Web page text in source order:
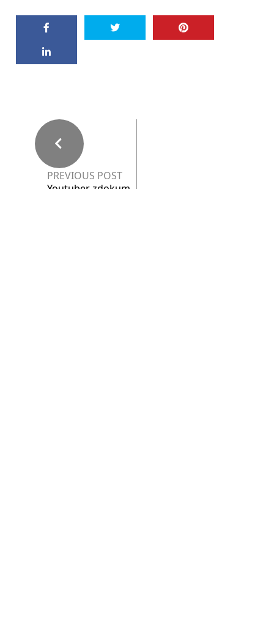
PREVIOUS POST
Youtuber zdokum